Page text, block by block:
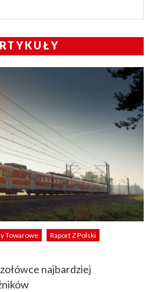
Towarowe
Raport Z Polski
najbardziej